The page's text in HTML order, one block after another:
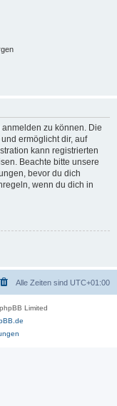
zu können. Die
ermöglicht dir, auf
kann registrierten
Beachte bitte unsere
bevor du dich
wenn du dich in
Alle Zeiten sind UTC+01:00
Limited